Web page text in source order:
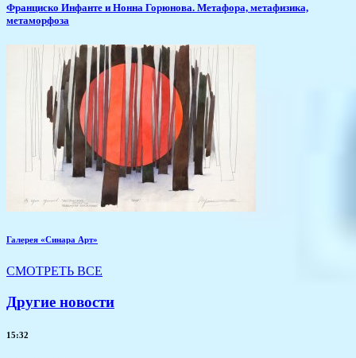
Франциско Инфанте и Нонна Горюнова. Метафора, метафизика,
метаморфоза
Галерея «Синара Арт»
СМОТРЕТЬ ВСЕ
Другие новости
15:32